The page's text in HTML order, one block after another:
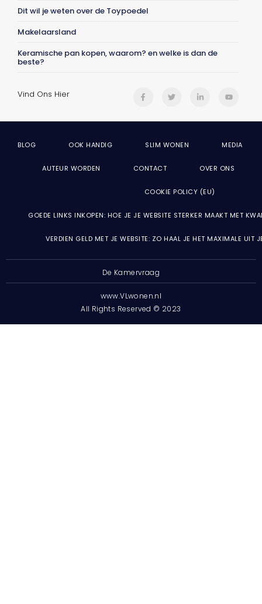
Dit wil je weten over de Toypoedel
Makelaarsland
Keramische pan kopen, waarom? en welke is dan de
beste?
Vind Ons Hier
BLOG OOK HANDIG SLIM WONEN MEDIA
AUTEUR WORDEN CONTACT OVER ONS
COOKIE POLICY (EU)
GOEDE LINKS INKOPEN: HOE JE JE WEBSITE STERKER MAAKT MET
VERDIEN GELD MET JE WEBSITE: ZO HAAL JE HET MAXIMALE UIT
De Kamervraag
www.VLwonen.nl
All Rights Reserved © 2023